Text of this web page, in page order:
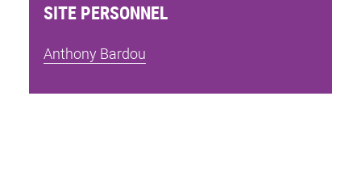
SITE PERSONNEL
Anthony Bardou